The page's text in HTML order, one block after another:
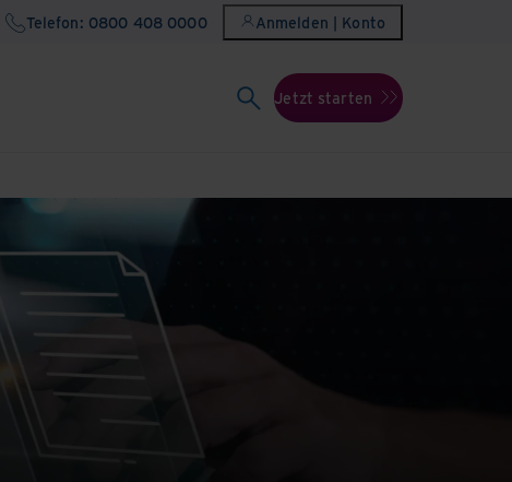
Telefon: 0800 408 0000 Anmelden | Konto
Jetzt starten